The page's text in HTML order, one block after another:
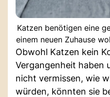
Katzen benötigen eine
einem neuen Zuhause
Obwohl Katzen kein
Vergangenheit haben
nicht vermissen, wie
würden, könnten sie